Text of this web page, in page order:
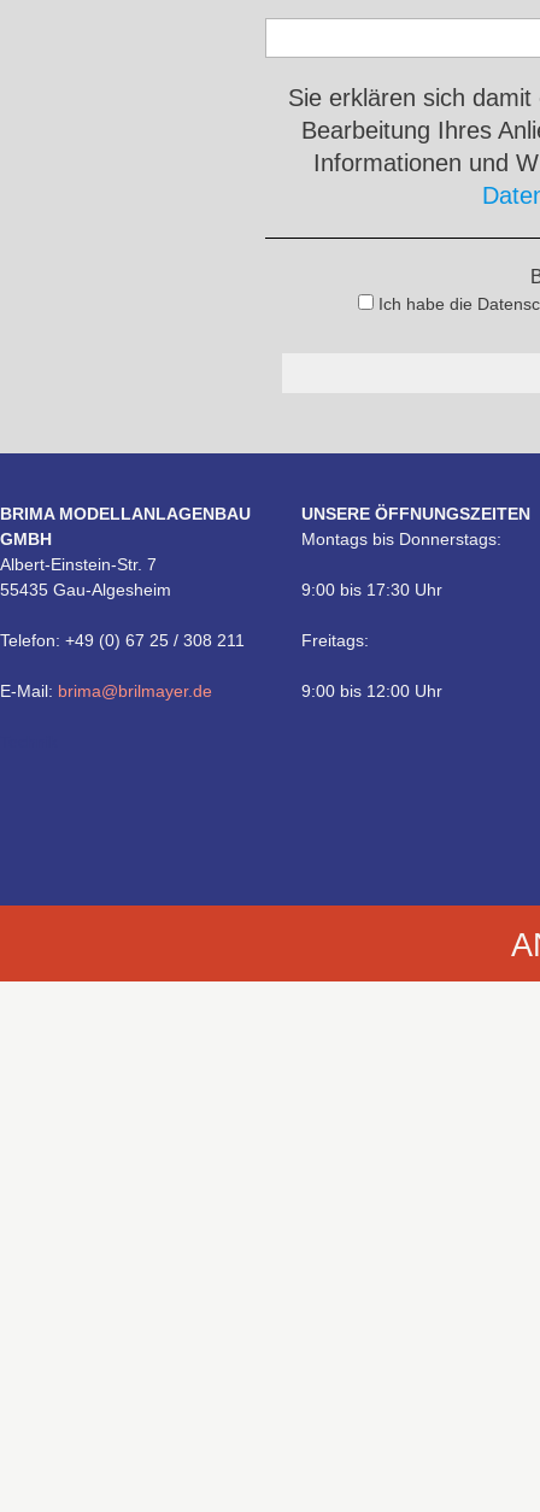
Sie erklären sich
Bearbeitung Ihres
Informationen und
Ich habe die
BRIMA MODELLANLAGENBAU
GMBH
Albert-Einstein-Str. 7
55435 Gau-Algesheim
Telefon: +49 (0) 67 25 / 308 211
E-Mail: brima@brilmayer.de
UNSERE ÖFFNUNGSZEITEN
Montags bis Donnerstags:
9:00 bis 17:30 Uhr
Freitags:
9:00 bis 12:00 Uhr